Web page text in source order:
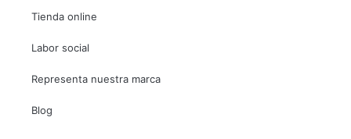
Tienda online
Labor social
Representa nuestra marca
Blog